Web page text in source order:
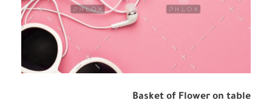
Basket of Flower on table